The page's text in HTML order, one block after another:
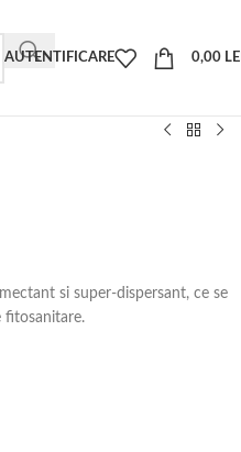
AUTENTIFICARE 0,00 LEI
si super-dispersant, ce se
fitosanitare.